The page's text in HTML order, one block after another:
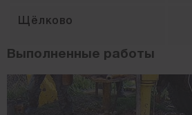
Щёлково
Выполненные работы